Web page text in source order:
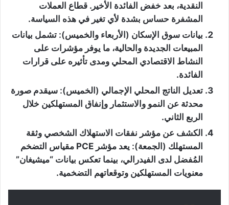
النقدية، بعد خفض الفائدة الأخير. قطاع العملات
المشفرة حساس بشدة لأي تغير في هذه السياسة.
بيانات سوق الإسكان (الأربعاء والخميس): تشمل بيانات
المبيعات الجديدة والحالية، ما يوفر مؤشرات على
النشاط الاقتصادي المحلي ومدى تأثيره على قرارات
الفائدة.
تعديل الناتج المحلي الإجمالي (الخميس): سيقدم صورة
محدثة عن النمو والاستثمار وإنفاق المستهلكين خلال
الربع الثاني.
الكشف عن مؤشر نفقات الاستهلاك الشخصي وثقة
المستهلك (الجمعة):
يعد مؤشر PCE مقياس التضخم
المُفضل لدى الفيدرالي، بينما تعكس بيانات “ميشيغان”
معنويات المستهلكين وتوقعاتهم التضخمية.